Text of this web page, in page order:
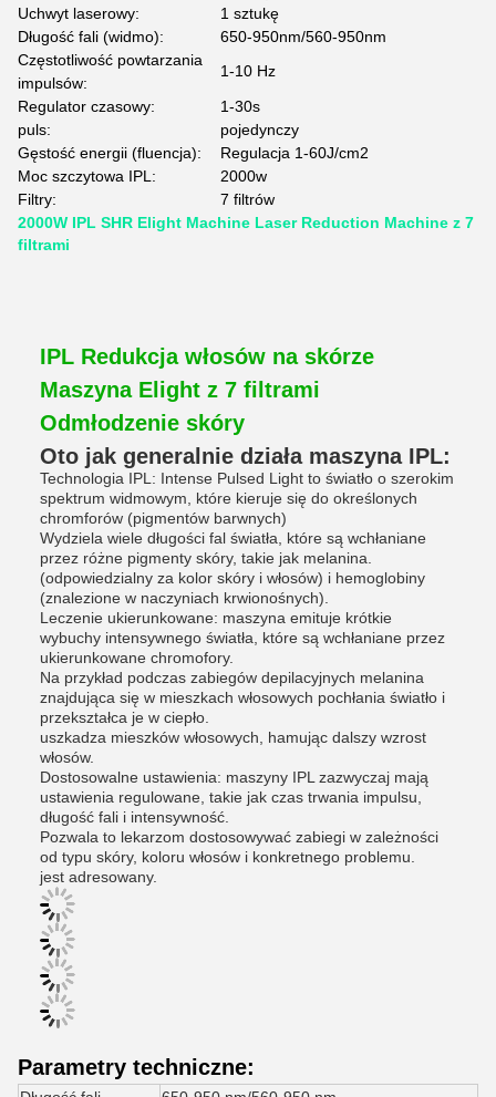
Uchwyt laserowy:
1 sztukę
Długość fali (widmo):
650-950nm/560-950nm
Częstotliwość powtarzania
impulsów:
1-10 Hz
Regulator czasowy:
1-30s
puls:
pojedynczy
Gęstość energii (fluencja):
Regulacja 1-60J/cm2
Moc szczytowa IPL:
2000w
Filtry:
7 filtrów
2000W IPL SHR Elight Machine Laser Reduction Machine z 7
filtrami
IPL Redukcja włosów na skórze
Maszyna Elight z 7 filtrami
Odmłodzenie skóry
Oto jak generalnie działa maszyna IPL:
Technologia IPL: Intense Pulsed Light to światło o szerokim
spektrum widmowym, które kieruje się do określonych
chromforów (pigmentów barwnych)
Wydziela wiele długości fal światła, które są wchłaniane
przez różne pigmenty skóry, takie jak melanina.
(odpowiedzialny za kolor skóry i włosów) i hemoglobiny
(znalezione w naczyniach krwionośnych).
Leczenie ukierunkowane: maszyna emituje krótkie
wybuchy intensywnego światła, które są wchłaniane przez
ukierunkowane chromofory.
Na przykład podczas zabiegów depilacyjnych melanina
znajdująca się w mieszkach włosowych pochłania światło i
przekształca je w ciepło.
uszkadza mieszków włosowych, hamując dalszy wzrost
włosów.
Dostosowalne ustawienia: maszyny IPL zazwyczaj mają
ustawienia regulowane, takie jak czas trwania impulsu,
długość fali i intensywność.
Pozwala to lekarzom dostosowywać zabiegi w zależności
od typu skóry, koloru włosów i konkretnego problemu.
jest adresowany.
Parametry techniczne: